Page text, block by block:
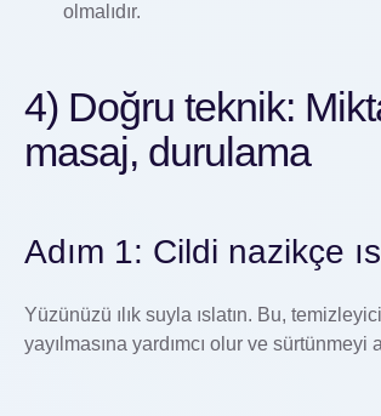
olmalıdır.
4) Doğru teknik:
masaj, durulama
Adım 1: Cildi nazikçe
Yüzünüzü ılık suyla ıslatın. Bu,
yayılmasına yardımcı olur ve sürtünmeyi